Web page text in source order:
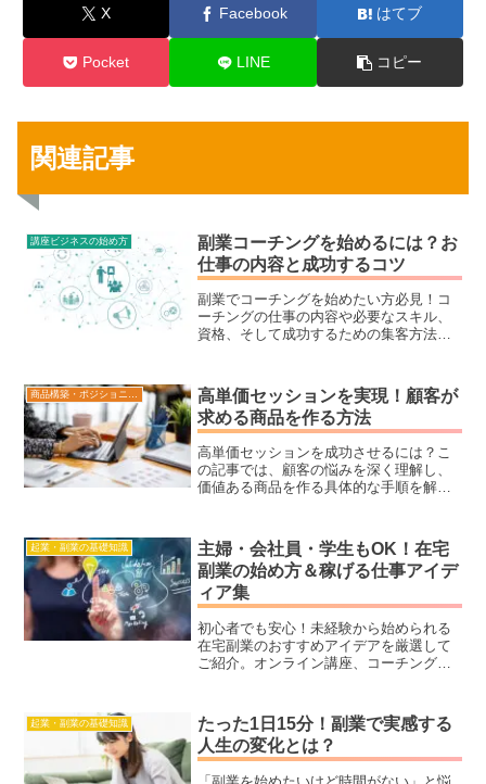
X Facebook はてブ
Pocket LINE コピー
関連記事
講座ビジネスの始め方
副業コーチングを始めるには？お
仕事の内容と成功するコツ
副業でコーチングを始めたい方必見！コ
ーチングの仕事の内容や必要なスキル、
資格、そして成功するための集客方法を
高単価セッションを実現！顧客が
求める商品を作る方法
高単価セッションを成功させるには？こ
の記事では、顧客の悩みを深く理解し、
価値ある商品を作る具体的な手順を解
す。
起業・副業の基礎知識
主婦・会社員・学生もOK！在宅
副業の始め方＆稼げる仕事アイデ
ィア集
初心者でも安心！未経験から始められる
在宅副業のおすすめアイデアを厳選して
ご紹介。オンライン講座、コーチング、
解説します。スキルなしからでもOK！収
益を安定させるポイントや成功の秘訣も
詳しく紹介。副業を始めたいけど何をす
ればいいかわからない方、本業と両立し
起業・副業の基礎知識
たった1日15分！副業で実感する
人生の変化とは？